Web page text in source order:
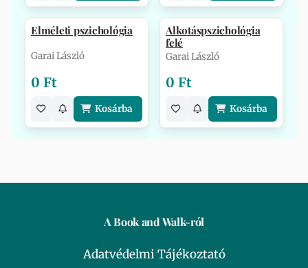
Elméleti pszichológia
Garai László
0 Ft
Kosárba
Alkotáspszichológia
felé
Garai László
0 Ft
Kosárba
A Book and Walk-ról
Adatvédelmi Tájékoztató